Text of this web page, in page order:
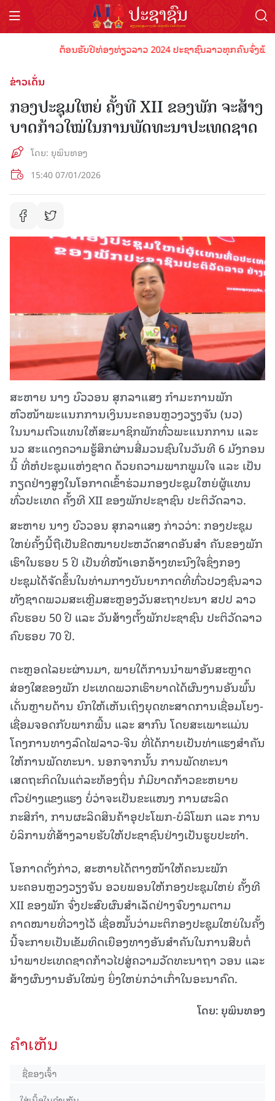
ຕ້ອນຮັບປີທ່ອງທ່ຽວລາວ 2024 ປະຊາຊົນລາວທຸກຄົນຈົ່ງພ້ອ
ຂ່າວເດັ່ນ
ກອງປະຊຸມໃຫຍ່ ຄັ້ງທີ XII ຂອງພັກ ຈະສ້າງ
ບາດກ້າວໃໝ່ໃນການພັດທະນາປະເທດຊາດ
ໂດຍ: ຍຸພິນທອງ
15:40 07/01/2026
ສະຫາຍ ນາງ ບົວວອນ ສຸກລາແສງ ກຳມະການພັກ
ຫົວໜ້າພະແນກການເງິນນະຄອນຫຼວງວຽງຈັນ (ນວ)
ໃນນາມຕົວແທນໃຫ້ສະມາຊິກພັກທົ່ວພະແນກການ ແລະ
ນວ ສະແດງຄວາມຮູ້ສຶກຜ່ານສື່ມວນຊົນໃນວັນທີ 6 ມັງກອນ
ນີ້ ທີ່ຫໍປະຊຸມແຫ່ງຊາດ ດ້ວຍຄວາມພາກພູມໃຈ ແລະ ເປັນ
ກຽດຢ່າງສູງໃນໂອກາດເຂົ້າຮ່ວມກອງປະຊຸມໃຫຍ່ຜູ້ແທນ
ທົ່ວປະເທດ ຄັ້ງທີ XII ຂອງພັກປະຊາຊົນ ປະຕິວັດລາວ.
ສະຫາຍ ນາງ ບົວວອນ ສຸກລາແສງ ກ່າວວ່າ: ກອງປະຊຸມ
ໃຫຍ່ຄັ້ງນີ້ຖືເປັນຂີດໝາຍປະຫວັດສາດອັນສຳ ຄັນຂອງພັກ
ເຮົາໃນຮອບ 5 ປີ ເປັນທີ່ໜ້າເອກອ້າງທະນົງໃຈຊຶ່ງກອງ
ປະຊຸມໄດ້ຈັດຂຶ້ນໃນທ່າມກາງບັນຍາກາດທີ່ທົ່ວປວງຊົນລາວ
ທັງຊາດພວມສະເຫຼີມສະຫຼອງວັນສະຖາປະນາ ສປປ ລາວ
ຄົບຮອບ 50 ປີ ແລະ ວັນສ້າງຕັ້ງພັກປະຊາຊົນ ປະຕິວັດລາວ
ຄົບຮອບ 70 ປີ.
ຕະຫຼອດໄລຍະຜ່ານມາ, ພາຍໃຕ້ການນຳພາອັນສະຫຼາດ
ສ່ອງໃສຂອງພັກ ປະເທດພວກເຮົາຍາດໄດ້ຜົນງານອັນພົ້ນ
ເດັ່ນຫຼາຍດ້ານ ຍົກໃຫ້ເຫັນເຖິງຍຸດທະສາດການເຊື່ອມໂຍງ-
ເຊື່ອມຈອດກັບພາກພື້ນ ແລະ ສາກົນ ໂດຍສະເພາະແມ່ນ
ໂຄງການທາງລົດໄຟລາວ-ຈີນ ທີ່ໄດ້ກາຍເປັນທ່າແຮງສຳຄັນ
ໃຫ້ການພັດທະນາ. ນອກຈາກນັ້ນ ການພັດທະນາ
ເສດຖະກິດໃນແຕ່ລະທ້ອງຖິ່ນ ກໍມີບາດກ້າວຂະຫຍາຍ
ຕົວຢ່າງແຂງແຮງ ບໍ່ວ່າຈະເປັນຂະແໜງ ການຜະລິດ
ກະສິກຳ, ການຜະລິດສິນຄ້າອຸປະໂພກ-ບໍລິໂພກ ແລະ ການ
ບໍລິການທີ່ສ້າງລາຍຮັບໃຫ້ປະຊາຊົນຢ່າງເປັນຮູບປະທຳ.
ໂອກາດດັ່ງກ່າວ, ສະຫາຍໄດ້ຕາງໜ້າໃຫ້ຄະນະພັກ
ນະຄອນຫຼວງວຽງຈັນ ອວຍພອນໃຫ້ກອງປະຊຸມໃຫຍ່ ຄັ້ງທີ
XII ຂອງພັກ ຈົ່ງປະສົບຜົນສຳເລັດຢ່າງຈົບງາມຕາມ
ຄາດໝາຍທີ່ວາງໄວ້ ເຊື່ອໝັ້ນວ່າມະຕິກອງປະຊຸມໃຫຍ່ໃນຄັ້ງ
ນີ້ຈະກາຍເປັນເຂັມທິດເຍືອງທາງອັນສຳຄັນໃນການສືບຕໍ່
ນຳພາປະເທດຊາດກ້າວໄປສູ່ຄວາມວັດທະນາຖາ ວອນ ແລະ
ສ້າງຜົນງານອັນໃໝ່ໆ ຍິ່ງໃຫຍ່ກວ່າເກົ່າໃນອະນາຄົດ.
ໂດຍ: ຍຸພິນທອງ
ຄໍາເຫັນ